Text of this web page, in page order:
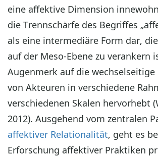
eine affektive Dimension
die Trennschärfe des Begriffes
als eine intermediäre Form dar,
auf der Meso-Ebene zu verankern
Augenmerk auf die wechselseitige
von Akteuren in verschiedene
verschiedenen Skalen hervorhebt
2012). Ausgehend vom zentralen
affektiver Relationalität, geht es
Erforschung affektiver Praktiken